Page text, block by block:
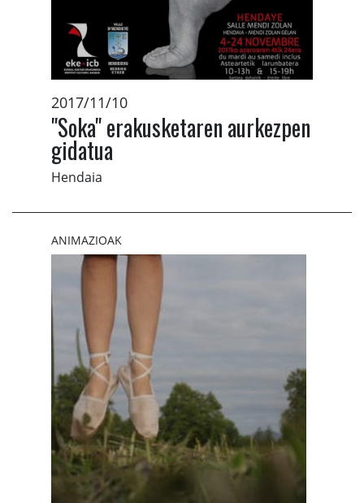
2017/11/10
"Soka" erakusketaren aurkezpen
gidatua
Hendaia
ANIMAZIOAK